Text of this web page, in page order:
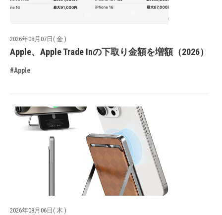
2026年08月07日( 金 )
Apple、Apple Trade Inの下取り金額を増額（2026）
#Apple
2026年08月06日( 木 )